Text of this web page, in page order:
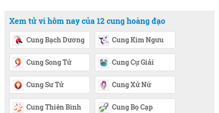
Xem tử vi hôm nay của 12 cung hoàng đạo
Cung Bạch Dương Cung Kim Ngưu
Cung Song Tử Cung Cự Giải
Cung Sư Tử Cung Xử Nữ
Cung Thiên Bình Cung Bọ Cạp